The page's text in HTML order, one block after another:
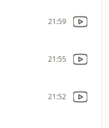
21:59
21:55
21:52